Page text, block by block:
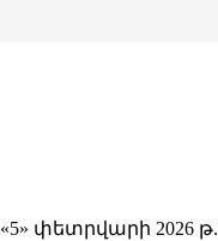
«5» փետրվարի 2026 թ.